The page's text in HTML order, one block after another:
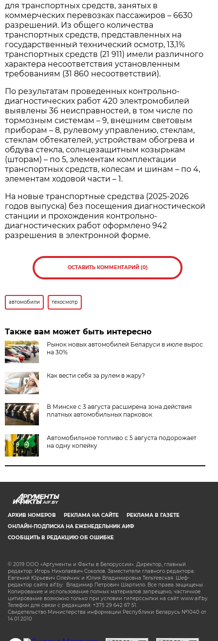
для транспортных средств, занятых в
коммерческих перевозках пассажиров – 6630
разрешений. Из общего количества
транспортных средств, представленных на
государственный технический осмотр, 13,1%
транспортных средств (21 911) имели различного
характера несоответствия установленным
требованиям (31 860 несоответствий).
По результатам проведенных контрольно-
диагностических работ 420 электромобилей
выявлены 36 неисправностей, в том числе по
тормозным системам – 9, внешним световым
приборам – 8, рулевому управлению, стеклам,
стеклам обтекателей, устройствам обогрева и
обдува стекла, солнцезащитным козырькам
(шторам) – по 5, элементам комплектации
транспортных средств, колесам и шинам – по 4,
элементам ходовой части – 1.
На новые транспортные средства (2025-2026
годов выпуска) без посещения диагностической
станции и прохождения контрольно-
диагностических работ оформлено 942
разрешения в электронной форме.
ОСТАВИТЬ КОММЕНТАРИЙ (0)
автомобили техосмотр
Также вам может быть интересно
Рынок новых автомобилей Беларуси в июле вырос
на 30%
Как вести себя за рулем в жару?
В Минске с 3 августа расширена зона действия
платных автомобильных парковок
Автомобильное топливо с 5 августа подорожает
на одну копейку
AIF.BY
АРХИВ НОМЕРОВ РЕКЛАМА НА САЙТЕ
РЕКЛАМА В ГАЗЕТЕ
ОНЛАЙН-ПОДПИСКА НА ЕЖЕНЕДЕЛЬНИК АИФ
СООБЩИТЬ В РЕДАКЦИЮ ОБ ОШИБКЕ
© 2019 ООО «Аргументы и Факты в Белоруссии». Директор, главный
редактор: Игорь Николаевич Соколов. Заместители главного редактора:
Евгений Юрьевич Олейник и Юлия Владимировна Тельтевская. Шеф-
редактор сайта aif.by: Владимир Петрович Шарпило. Все права защищены.
Копирование и использование полных материалов запрещено, частичное
цитирование возможно только при условии гиперссылки на сайт www.aif.by.
Телефон для связи с редакцией: +375 29 642 67 51.
Свидетельство Министерства информации Республики Беларусь №1040 от
14.01.2010